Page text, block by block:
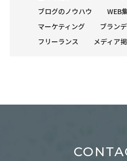
ブログのノウハウ
WEB
マーケティング
ブラン
フリーランス
メディア